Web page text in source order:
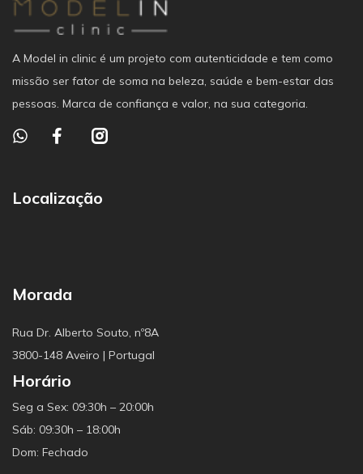
A Model in clinic é um projeto com autenticidade e tem como
missão ser fator de soma na beleza, saúde e bem-estar das
pessoas. Marca de confiança e valor, na sua categoria.
Localização
Morada
Rua Dr. Alberto Souto, nº8A
3800-148 Aveiro | Portugal
Horário
Seg a Sex: 09:30h – 20:00h
Sáb: 09:30h – 18:00h
Dom: Fechado